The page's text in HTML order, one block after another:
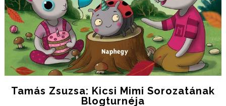
Tamás Zsuzsa: Kicsi Mimi Sorozatának
Blogturnéja